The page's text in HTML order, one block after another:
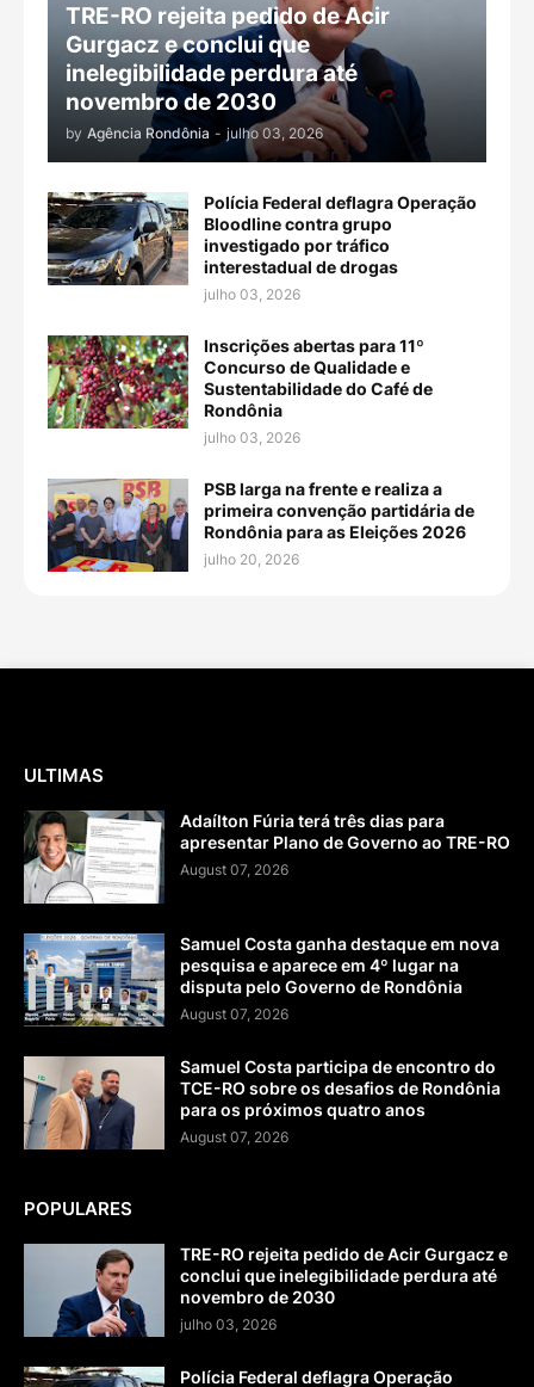
TRE-RO rejeita pedido de Acir
Gurgacz e conclui que
inelegibilidade perdura até
novembro de 2030
by Agência Rondônia - julho 03, 2026
Polícia Federal deflagra Operação
Bloodline contra grupo
investigado por tráfico
interestadual de drogas
julho 03, 2026
Inscrições abertas para 11º
Concurso de Qualidade e
Sustentabilidade do Café de
Rondônia
julho 03, 2026
PSB larga na frente e realiza a
primeira convenção partidária de
Rondônia para as Eleições 2026
julho 20, 2026
ULTIMAS
Adaílton Fúria terá três dias para
apresentar Plano de Governo ao TRE-RO
August 07, 2026
Samuel Costa ganha destaque em nova
pesquisa e aparece em 4º lugar na
disputa pelo Governo de Rondônia
August 07, 2026
Samuel Costa participa de encontro do
TCE-RO sobre os desafios de Rondônia
para os próximos quatro anos
August 07, 2026
POPULARES
TRE-RO rejeita pedido de Acir Gurgacz e
conclui que inelegibilidade perdura até
novembro de 2030
julho 03, 2026
Polícia Federal deflagra Operação